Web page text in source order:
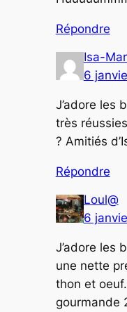
Répondre
Isa-
6
J’adore les
très
? Amitiés
Répondre
Loul@
6
J’adore les
une nette
thon et
gourmande